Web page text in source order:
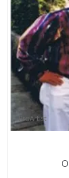
ProArtist